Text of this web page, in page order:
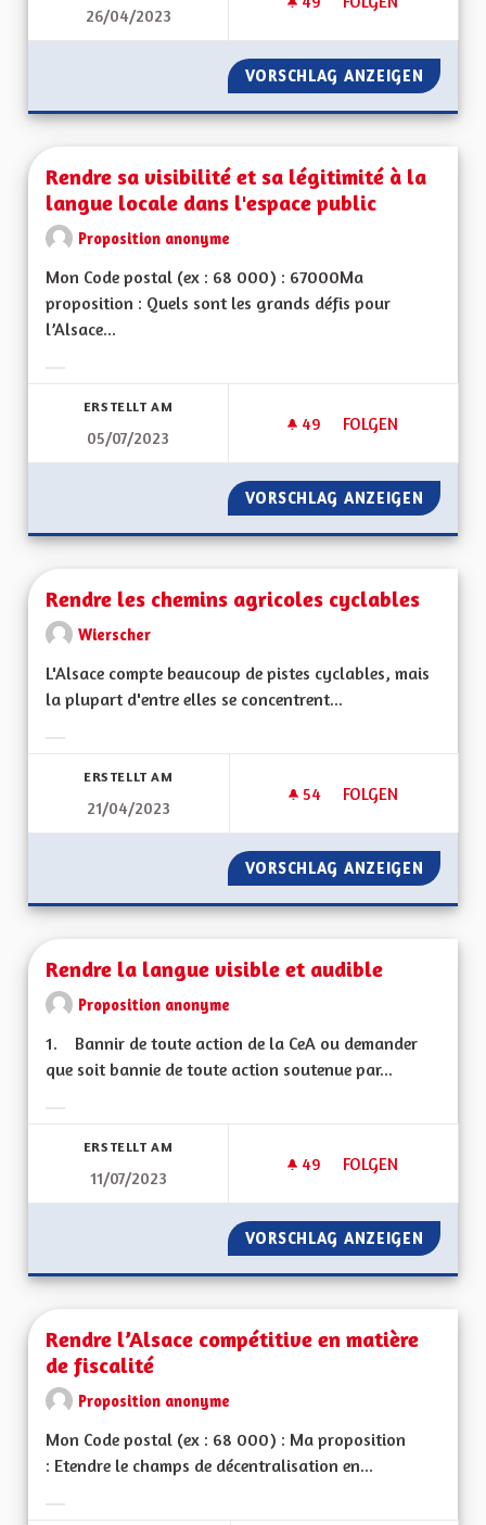
26/04/2023 RENFORCEMENT
VORSCHLAG ANZEIGEN
Rendre sa visibilité et sa légitimité à la
langue locale dans l'espace public
Proposition anonyme
Mon Code postal (ex : 68 000) : 67000Ma
proposition : Quels sont les grands défis pour
l’Alsace...
ERSTELLT AM
05/07/2023
49 49 FOLLOWER
FOLGEN
RENDRE SA
VORSCHLAG ANZEIGEN
Rendre les chemins agricoles cyclables
Wierscher
L'Alsace compte beaucoup de pistes cyclables, mais
la plupart d'entre elles se concentrent...
ERSTELLT AM
21/04/2023
54 54 FOLLOWER
FOLGEN
RENDRE LES
VORSCHLAG ANZEIGEN
Rendre la langue visible et audible
Proposition anonyme
1. Bannir de toute action de la CeA ou demander
que soit bannie de toute action soutenue par...
ERSTELLT AM
11/07/2023
49 49 FOLLOWER
FOLGEN
RENDRE LA
VORSCHLAG ANZEIGEN
Rendre l’Alsace compétitive en matière
de fiscalité
Proposition anonyme
Mon Code postal (ex : 68 000) : Ma proposition
: Etendre le champs de décentralisation en...